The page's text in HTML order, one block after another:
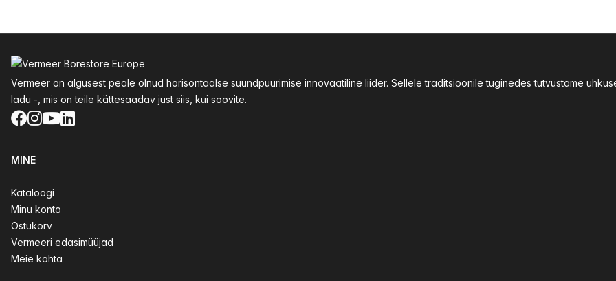
Vermeer on algusest peale olnud horisontaalse suundpuurimise innovaatiline liider. Sellele traditsioonile tuginedes tutvustame
ladu -, mis on teile kättesaadav just siis, kui soovite.
Facebook
Instagram
YouTube
LinkedIn
MINE
Kataloogi
Minu konto
Ostukorv
Vermeeri edasimüüjad
Meie kohta